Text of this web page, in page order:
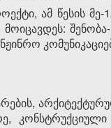
ამ წესის მე-
მოიცავდეს: